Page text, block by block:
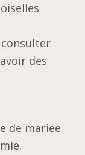
des
de mariée